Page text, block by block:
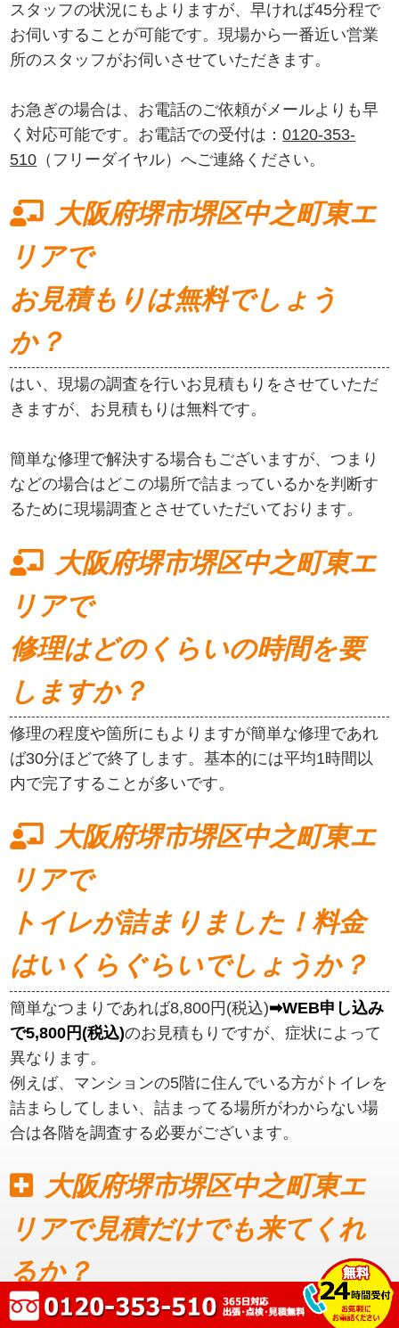
スタッフの状況にもよりますが、早ければ45分程で
お伺いすることが可能です。現場から一番近い営業
所のスタッフがお伺いさせていただきます。
お急ぎの場合は、お電話のご依頼がメールよりも早
く対応可能です。お電話での受付は：0120-353-
510 （フリーダイヤル）へご連絡ください。
大阪府堺市堺区中之町東エ
リアで
お見積もりは無料でしょう
か？
はい、現場の調査を行いお見積もりをさせていただ
きますが、お見積もりは無料です。
簡単な修理で解決する場合もございますが、つまり
などの場合はどこの場所で詰まっているかを判断す
るために現場調査とさせていただいております。
大阪府堺市堺区中之町東エ
リアで
修理はどのくらいの時間を要
しますか？
修理の程度や箇所にもよりますが簡単な修理であれ
ば30分ほどで終了します。基本的には平均1時間以
内で完了することが多いです。
大阪府堺市堺区中之町東エ
リアで
トイレが詰まりました！料金
はいくらぐらいでしょうか？
簡単なつまりであれば8,800円(税込)➡WEB申し込み
で5,800円(税込)のお見積もりですが、症状によって
異なります。
例えば、マンションの5階に住んでいる方がトイレを
詰まらしてしまい、詰まってる場所がわからない場
合は各階を調査する必要がございます。
大阪府堺市堺区中之町東エ
リアで見積だけでも来てくれ
るか？
見積もりだけでも可能です。